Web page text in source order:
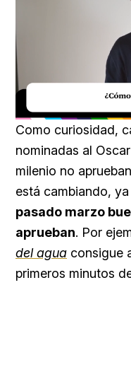
Unmute
Como curiosidad,
nominadas al
milenio no
está cambiando,
pasado marzo
aprueban. Por
del agua consigue
primeros minutos